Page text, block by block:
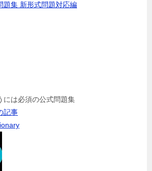
題集 新形式問題対応編
には必須の公式問題集
記事